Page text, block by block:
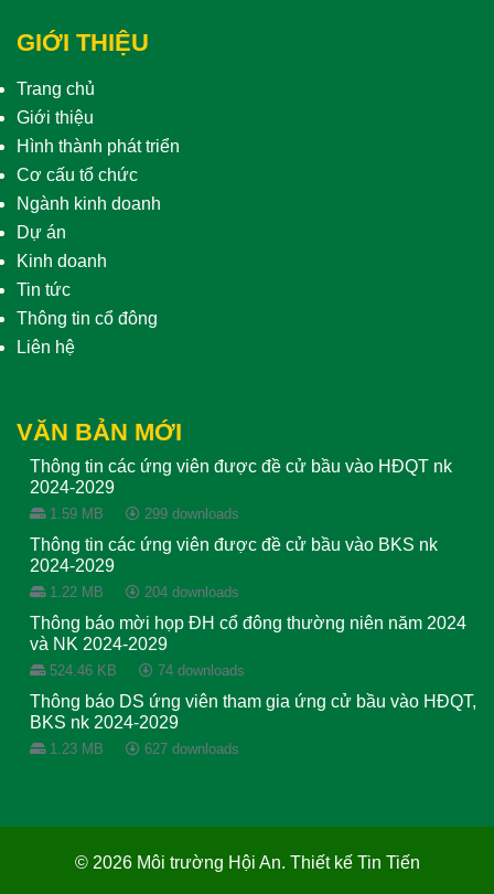
GIỚI THIỆU
Trang chủ
Giới thiệu
Hình thành phát triển
Cơ cấu tổ chức
Ngành kinh doanh
Dự án
Kinh doanh
Tin tức
Thông tin cổ đông
Liên hệ
VĂN BẢN MỚI
Thông tin các ứng viên được đề cử bầu vào HĐQT nk
2024-2029
1.59 MB 299 downloads
Thông tin các ứng viên được đề cử bầu vào BKS nk
2024-2029
1.22 MB 204 downloads
Thông báo mời họp ĐH cổ đông thường niên năm 2024
và NK 2024-2029
524.46 KB 74 downloads
Thông báo DS ứng viên tham gia ứng cử bầu vào HĐQT,
BKS nk 2024-2029
1.23 MB 627 downloads
© 2026 Môi trường Hội An. Thiết kế Tin Tiến